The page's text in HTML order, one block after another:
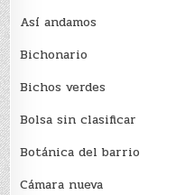
Así andamos
Bichonario
Bichos verdes
Bolsa sin clasificar
Botánica del barrio
Cámara nueva